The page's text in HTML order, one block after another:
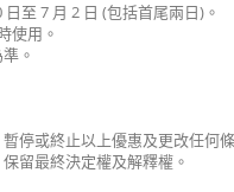
至 7 月 2 日 (包括首尾兩日)。
使用。
。
停或終止以上優惠及更改任何
留最終決定權及解釋權。